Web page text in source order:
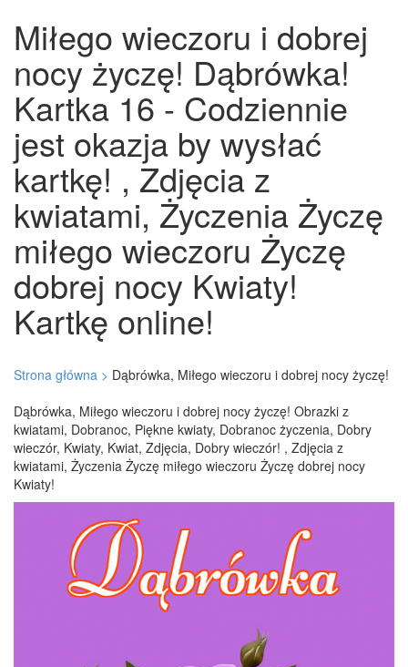
Miłego wieczoru i dobrej
nocy życzę! Dąbrówka!
Kartka 16 - Codziennie
jest okazja by wysłać
kartkę! , Zdjęcia z
kwiatami, Życzenia Życzę
miłego wieczoru Życzę
dobrej nocy Kwiaty!
Kartkę online!
Strona główna > Dąbrówka, Miłego wieczoru i dobrej nocy życzę!
Dąbrówka, Miłego wieczoru i dobrej nocy życzę! Obrazki z
kwiatami, Dobranoc, Piękne kwiaty, Dobranoc życzenia, Dobry
wieczór, Kwiaty, Kwiat, Zdjęcia, Dobry wieczór! , Zdjęcia z
kwiatami, Życzenia Życzę miłego wieczoru Życzę dobrej nocy
Kwiaty!